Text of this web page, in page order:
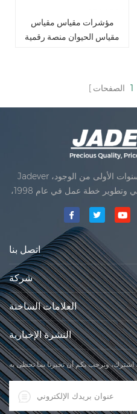
مؤشرات مقياس مقياس
مقياس الحيوان منصة رقمية
1 الصفحات
Jadever تأسست في يوليو، 1986. خلال السنوات الأولى من الوجود،
تقدمت شركتنا في الابتكار التكنولوجي وتطوير خطة عمل في عام 1998،
متى تلقت أول منتجاتنا موافقة من
تأسيس تقع من
اتصل بنا
شركة
العلامات الساخنة
النشرة الإخبارية